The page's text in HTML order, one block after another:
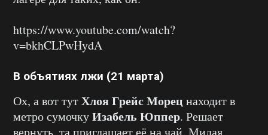
https://www.youtube.com/watch?
v=bkhCLPwHydA
В объятиях лжи (21 марта)
Ох, а вот тутХлоя Грейс Морецнаходит в
метро сумочкуИзабель Юппер. Решает
вернуть, та приглашает её на чай. Милая